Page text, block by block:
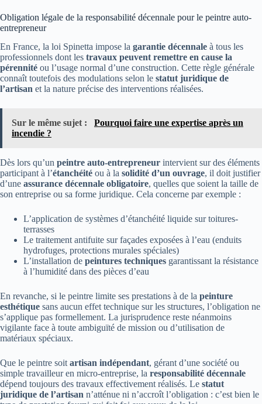
Obligation légale de la responsabilité décennale pour le peintre auto-
entrepreneur
En France, la loi Spinetta impose la garantie décennale à tous les
professionnels dont les travaux peuvent remettre en cause la
pérennité ou l’usage normal d’une construction. Cette règle générale
connaît toutefois des modulations selon le statut juridique de
l’artisan et la nature précise des interventions réalisées.
Sur le même sujet :
Pourquoi faire une expertise après un
incendie ?
Dès lors qu’un peintre auto-entrepreneur intervient sur des éléments
participant à l’étanchéité ou à la solidité d’un ouvrage, il doit justifier
d’une assurance décennale obligatoire, quelles que soient la taille de
son entreprise ou sa forme juridique. Cela concerne par exemple :
L’application de systèmes d’étanchéité liquide sur toitures-
terrasses
Le traitement antifuite sur façades exposées à l’eau (enduits
hydrofuges, protections murales spéciales)
L’installation de peintures techniques garantissant la résistance
à l’humidité dans des pièces d’eau
En revanche, si le peintre limite ses prestations à de la peinture
esthétique sans aucun effet technique sur les structures, l’obligation ne
s’applique pas formellement. La jurisprudence reste néanmoins
vigilante face à toute ambiguïté de mission ou d’utilisation de
matériaux spéciaux.
Que le peintre soit artisan indépendant, gérant d’une société ou
simple travailleur en micro-entreprise, la responsabilité décennale
dépend toujours des travaux effectivement réalisés. Le statut
juridique de l’artisan n’atténue ni n’accroît l’obligation : c’est bien le